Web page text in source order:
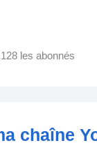
les abonnés
chaîne